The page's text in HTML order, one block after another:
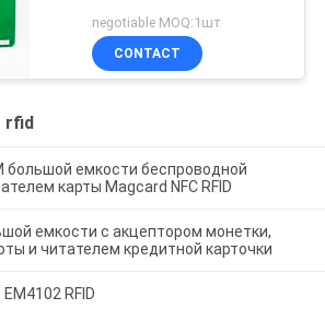
negotiable MOQ:1шт
CONTACT
rfid
большой емкости беспроводной
карты Magcard NFC RFID
емкости с акцептором монетки,
и читателем кредитной карточки
RFID